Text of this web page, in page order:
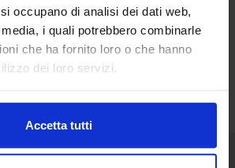
occupano di analisi dei dati web,
i quali potrebbero combinarle
che ha fornito loro o che hanno
dei loro servizi.
Accetta tutti
1
Ago